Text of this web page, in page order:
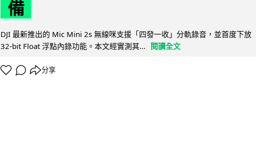
備
DJI 最新推出的 Mic Mini 2s 無線咪支援「四發一收」分軌錄音，並首度下放
32-bit Float 浮點內錄功能。本文經實測其... 閱讀全文
分享